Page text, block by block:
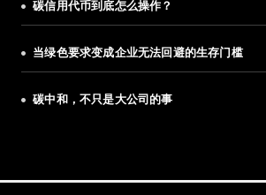
碳信用代币到底怎么操作？
当绿色要求变成企业无法回避的生存门槛
碳中和，不只是大公司的事